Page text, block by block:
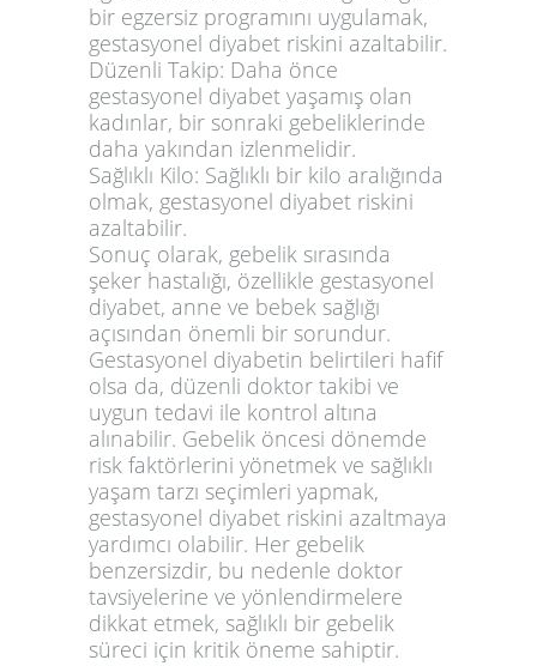
bir egzersiz programını uygulamak,
gestasyonel diyabet riskini azaltabilir.
Düzenli Takip: Daha önce
gestasyonel diyabet yaşamış olan
kadınlar, bir sonraki gebeliklerinde
daha yakından izlenmelidir.
Sağlıklı Kilo: Sağlıklı bir kilo aralığında
olmak, gestasyonel diyabet riskini
azaltabilir.
Sonuç olarak, gebelik sırasında
şeker hastalığı, özellikle gestasyonel
diyabet, anne ve bebek sağlığı
açısından önemli bir sorundur.
Gestasyonel diyabetin belirtileri hafif
olsa da, düzenli doktor takibi ve
uygun tedavi ile kontrol altına
alınabilir. Gebelik öncesi dönemde
risk faktörlerini yönetmek ve sağlıklı
yaşam tarzı seçimleri yapmak,
gestasyonel diyabet riskini azaltmaya
yardımcı olabilir. Her gebelik
benzersizdir, bu nedenle doktor
tavsiyelerine ve yönlendirmelere
dikkat etmek, sağlıklı bir gebelik
süreci için kritik öneme sahiptir.